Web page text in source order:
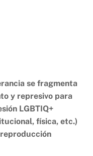
se fragmenta
y represivo para
LGBTIQ+
física, etc.)